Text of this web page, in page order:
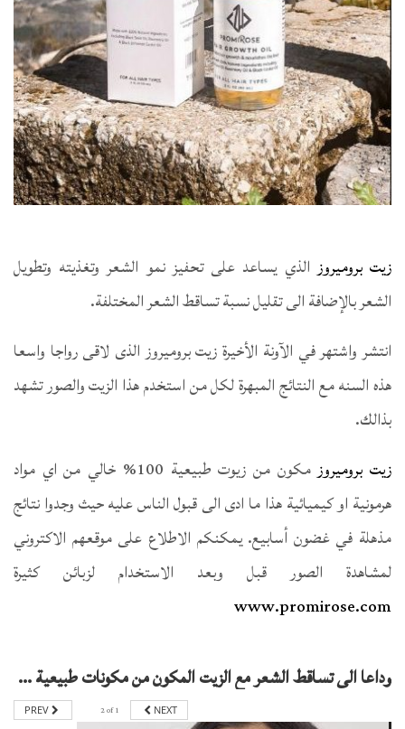
زيت بروميروز الذي يساعد على تحفيز نمو الشعر وتغذيته وتطويل
الشعر بالإضافة الى تقليل نسبة تساقط الشعر المختلفة.
انتشر واشتهر في الآونة الأخيرة زيت بروميروز الذى لاقى رواجا واسعا
هذه السنه مع النتائج المبهرة لكل من استخدم هذا الزيت والصور تشهد
بذالك.
زيت بروميروز
مكون من زيوت طبيعية 100% خالي من اي مواد
هرمونية او كيميائية هذا ما ادى الى قبول الناس عليه حيث وجدوا نتائج
مذهلة في غضون أسابيع. يمكنكم الاطلاع على موقعهم الاكتروني
لمشاهدة الصور قبل وبعد الاستخدام لزبائن كثيرة
www.promirose.com
وداعا الى تساقط الشعر مع الزيت المكون من مكونات طبيعية زيت بروميروز promirose hair growth oil. الذي يحل معظم مشاكل الشعر في علبة واحدة
PREV 1
of
2 NEXT